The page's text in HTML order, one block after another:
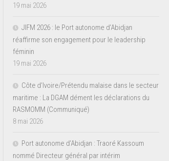
19 mai 2026
JIFM 2026 : le Port autonome d’Abidjan
réaffirme son engagement pour le leadership
féminin
19 mai 2026
Côte d’Ivoire/Prétendu malaise dans le secteur
maritime : La DGAM dément les déclarations du
RASMOMM (Communiqué)
8 mai 2026
Port autonome d’Abidjan : Traoré Kassoum
nommé Directeur général par intérim